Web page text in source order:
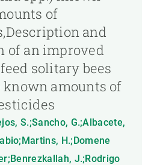
of
and
of an improved
solitary bees
known amounts of
S.;Sancho, G.;Albacete,
H.;Domene
J.;Rodrigo